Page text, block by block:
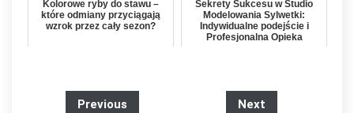
Kolorowe ryby do stawu –
które odmiany przyciągają
wzrok przez cały sezon?
Sekrety Sukcesu w Studio
Modelowania Sylwetki:
Indywidualne podejście i
Profesjonalna Opieka
Previous Next